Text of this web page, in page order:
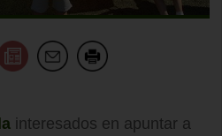
interesados en apuntar a